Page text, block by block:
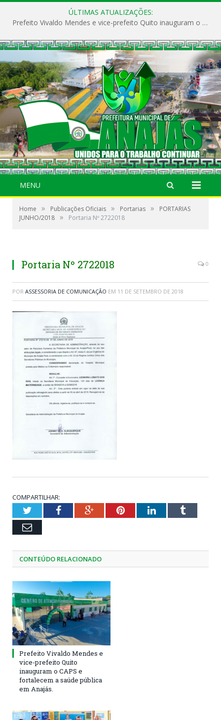
ÚLTIMAS ATUALIZAÇÕES:
Prefeito Vivaldo Mendes e vice-prefeito Quito inauguram o CAPS e fortalecem a saúde pública em Anajás.
MENU
Home » Publicações Oficiais » Portarias »
PORTARIAS
JUNHO/2018 » Portaria Nº 2722018
Portaria Nº 2722018 0
POR ASSESSORIA DE COMUNICAÇÃO EM 11 DE SETEMBRO DE 2018
COMPARTILHAR:
TwitterFacebookGoogle+PinterestLinkedInTumblr
Email
CONTEÚDO RELACIONADO
Prefeito Vivaldo Mendes e
vice-prefeito Quito
inauguram o CAPS e
fortalecem a saúde pública
em Anajás.